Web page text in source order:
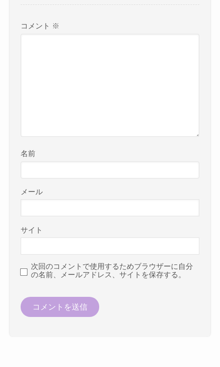
コメント ※
名前
メール
サイト
次回のコメントで使用するためブラウザーに自分
の名前、メールアドレス、サイトを保存する。